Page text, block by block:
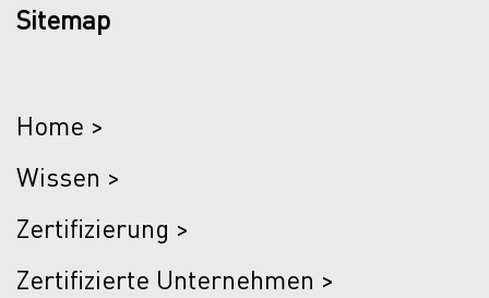
Sitemap
Home >
Wissen >
Zertifizierung >
Zertifizierte Unternehmen >